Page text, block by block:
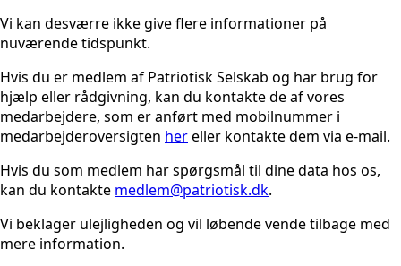
Vi kan desværre ikke give flere informationer på
nuværende tidspunkt.
Hvis du er medlem af Patriotisk Selskab og har brug for
hjælp eller rådgivning, kan du kontakte de af vores
medarbejdere, som er anført med mobilnummer i
medarbejderoversigten hereller kontakte dem via e-mail.
Hvis du som medlem har spørgsmål til dine data hos os,
kan du kontakte medlem@patriotisk.dk.
Vi beklager ulejligheden og vil løbende vende tilbage med
mere information.